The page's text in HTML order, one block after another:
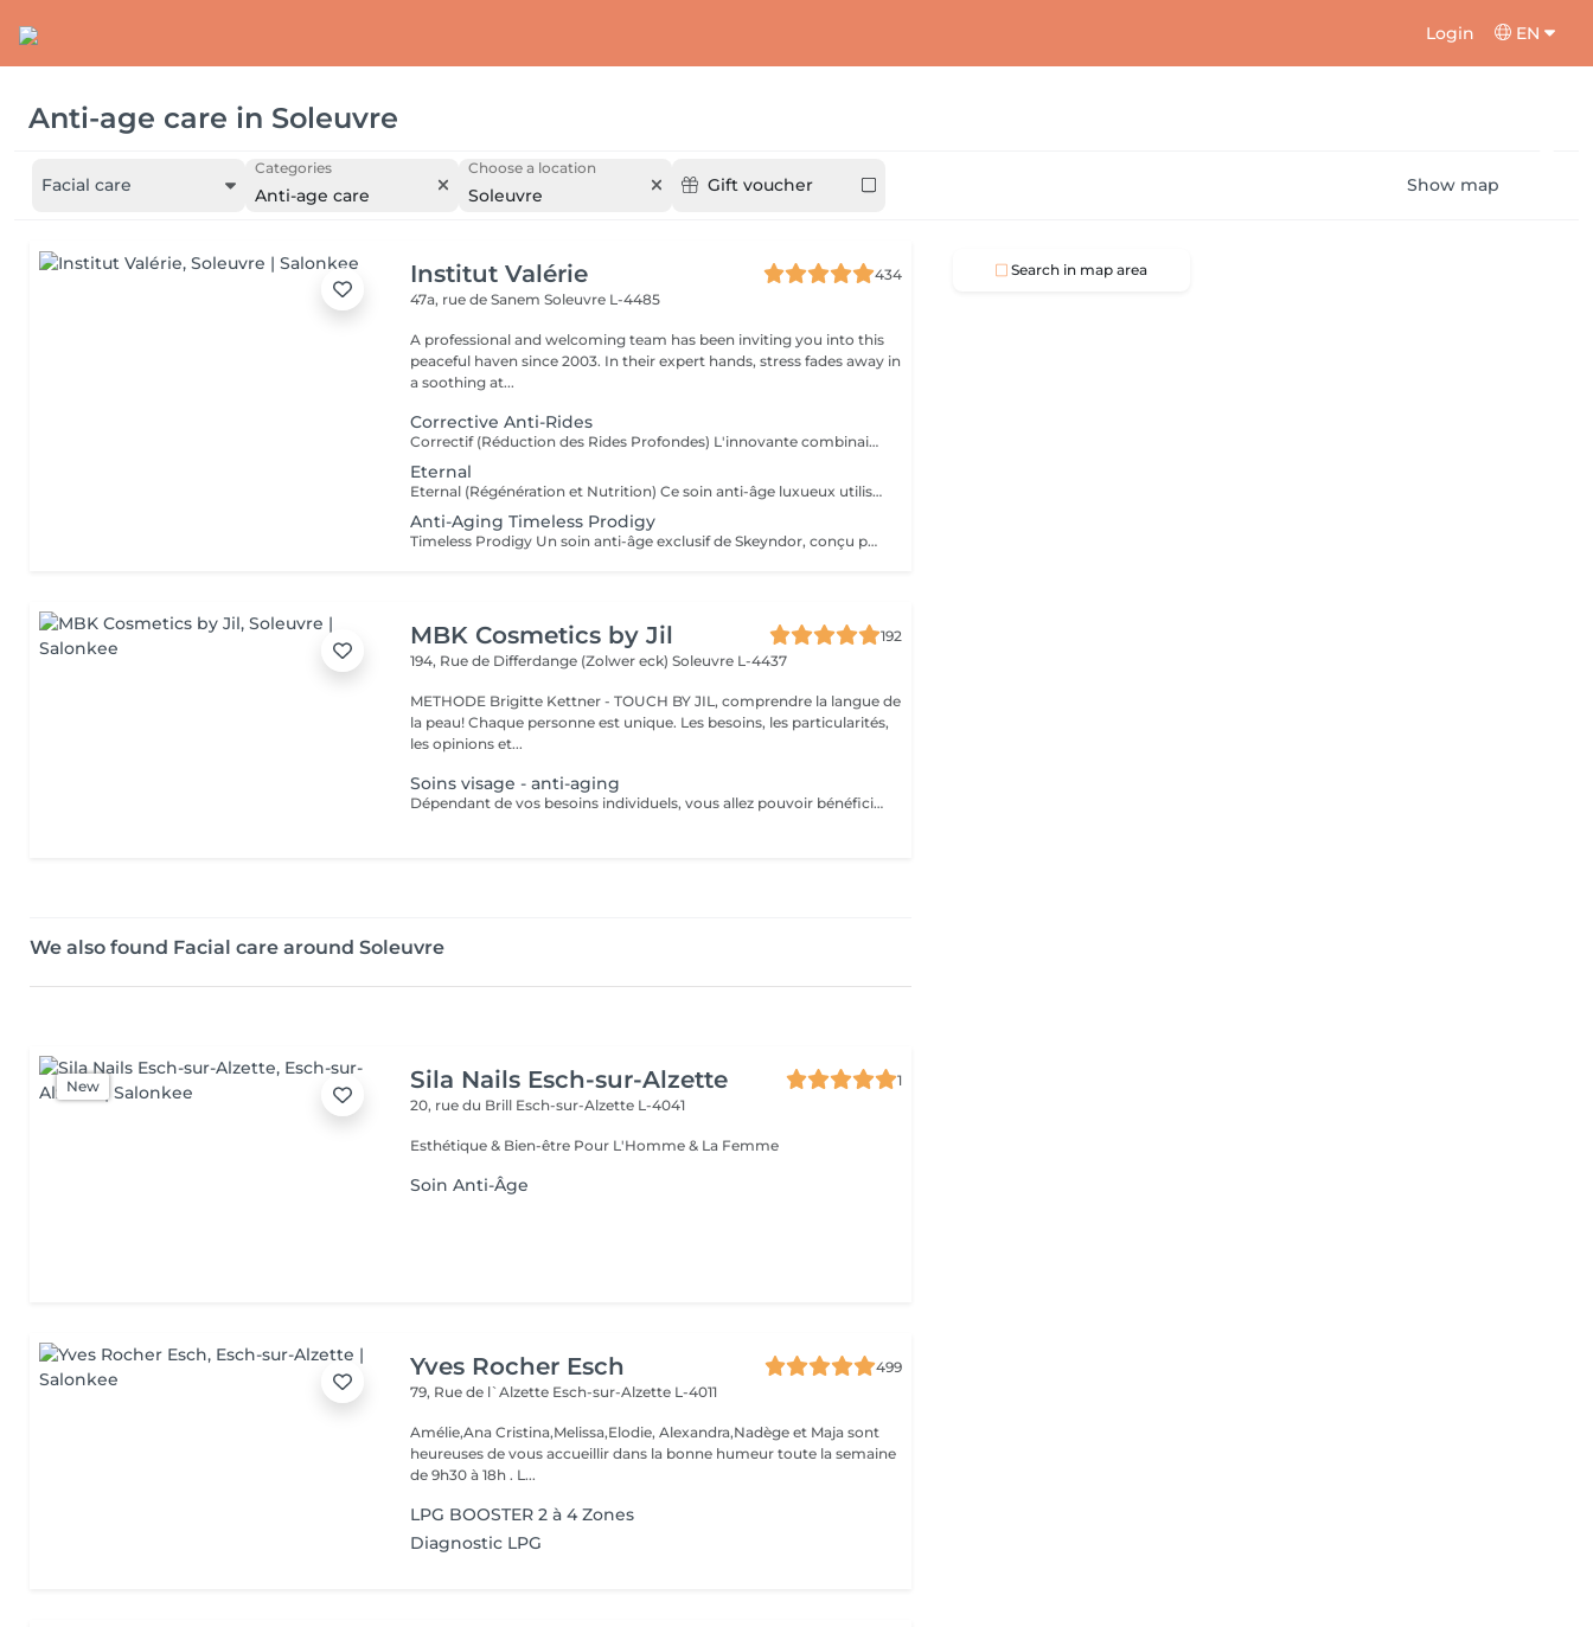
Login EN
Anti-age care in Soleuvre
Facial care
Categories
Anti-age care
Choose a location
Soleuvre Gift voucher Show map
Institut Valérie
434
47a, rue de SanemSoleuvre L-4485
A professional and welcoming team has been inviting you into this
peaceful haven since 2003. In their expert hands, stress fades away in
a soothing at...
Corrective Anti-Rides
Correctif (Réduction des Rides Profondes) L'innovante combinaison de 3 mécanismes d'actions dans un même soin (peeling biologique, combleur, décontractant) est en mesure de produire un effet lissant sur les rides les plus profondes et sur les rides d'expressions. Ce soin est une alternative aux traitements chirurgicaux tels que botox ou filler. Résultat : Une peau plus lisse et un teint unifié avec des rides atténuées.
Eternal
Eternal (Régénération et Nutrition) Ce soin anti-âge luxueux utilise des cellules souches végétales pour régénérer la peau et lui apporter une nutrition en profondeur. Il restaure le volume et la vitalité des couches cutanées. Résultat : Une peau plus ferme, redensifiée et pleine de vitalité.
Anti-Aging Timeless Prodigy
Timeless Prodigy Un soin anti-âge exclusif de Skeyndor, conçu pour les peaux les plus exigeantes. Ce traitement de luxe combine plus de 50 ingrédients actifs, dont de la truffe blanche, du champagne et pour régénérer, raffermir et rajeunir la peau de manière intense.Une nouvelle dimension de traitement cosmétique basée sur la technologie multigénétique qui réveille la jeunesse des gènes cutanés, en agissant sur le vieillissement des cellules. Résultat : Une peau plus lisse, éclatante et visiblement plus jeune, avec une texture raffinée et une hydratation maximale. Ce soin comporte un travail manuel et avec l'appareil MEGAN de Skeyndor Pour la première fois, Tri Synergy Tech associe tout le potentiel de éléments Hi-Freq, Dermaboost et Deep RGB à un appareil multi-traitement unique qui crée une synergie parfaite aux effets spectaculaires.
MBK Cosmetics by Jil
192
194, Rue de Differdange (Zolwer eck)Soleuvre L-4437
METHODE Brigitte Kettner - TOUCH BY JIL, comprendre la langue de
la peau! Chaque personne est unique. Les besoins, les particularités,
les opinions et...
Soins visage - anti-aging
Dépendant de vos besoins individuels, vous allez pouvoir bénéficier de soins adaptés à votre type de peau. Le prix va ensuite varier dépendant du soin finalement prèsté : - Pre-aging : Commencez la lute anti-âge contre les rides et les ridules très tôt avec des isoflavones naturelles (à partir de 110 euros) - Anti-Aging : Traitement en profondeur contre les radicaux libres, la déshydratation et le relachement cutané (à partir de 130 euros) - Anti-Aging de luxe : Soin anti-âge raffermissant et remodelant pour les plus peaux très exigeantes (à partir de 150 euros)
We also found Facial care around Soleuvre
New Sila Nails Esch-sur-Alzette
1
20, rue du Brill Esch-sur-Alzette L-4041
Esthétique & Bien-être Pour L'Homme & La Femme
Soin Anti-Âge
Yves Rocher Esch
499
79, Rue de l`Alzette Esch-sur-Alzette L-4011
Amélie,Ana Cristina,Melissa,Elodie, Alexandra,Nadège et Maja sont
heureuses de vous accueillir dans la bonne humeur toute la semaine
de 9h30 à 18h . L...
LPG BOOSTER 2 à 4 Zones
Diagnostic LPG
Search in map area